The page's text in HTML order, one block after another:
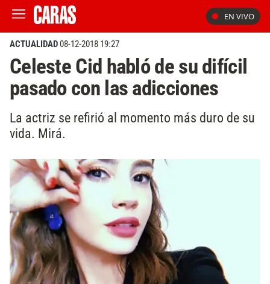
EN VIVO
ACTUALIDAD08-12-2018 19:27
Celeste Cid habló de su difícil
pasado con las adicciones
La actriz se refirió al momento más duro de su
vida. Mirá.